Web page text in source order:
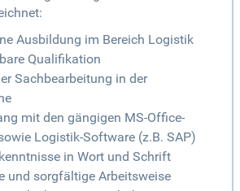
Ausbildung im Bereich Logistik
Qualifikation
Sachbearbeitung in der
mit den gängigen MS-Office-
Logistik-Software (z.B. SAP)
in Wort und Schrift
und sorgfältige Arbeitsweise